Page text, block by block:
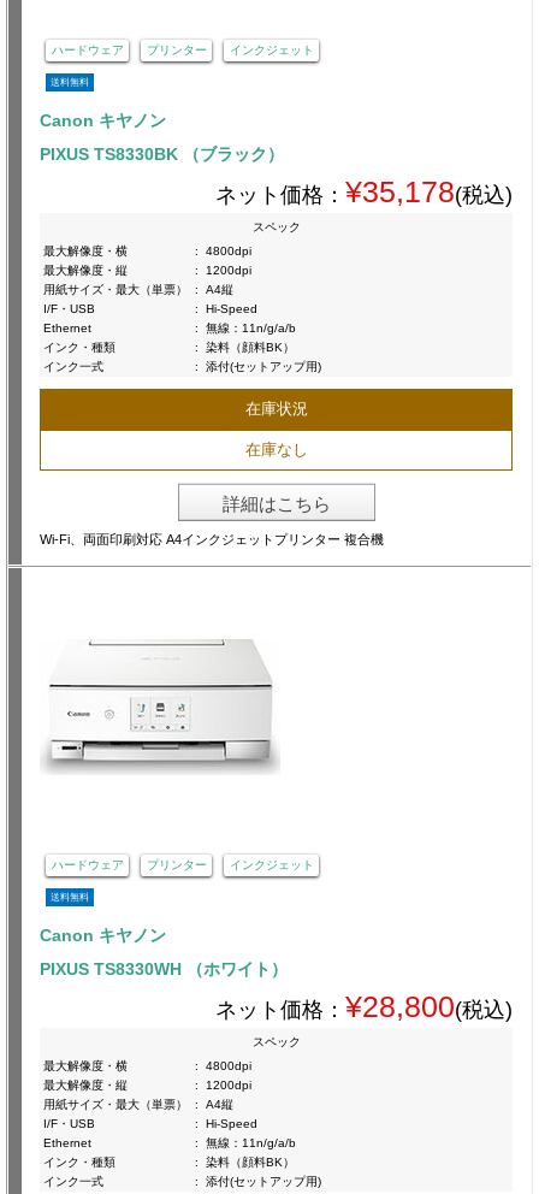
ハードウェア プリンター インクジェット
送料無料
Canon キヤノン
PIXUS TS8330BK （ブラック）
ネット価格： ¥35,178(税込)
スペック
最大解像度・横
:
4800dpi
最大解像度・縦
:
1200dpi
用紙サイズ・最大（単票）
:
A4縦
I/F・USB
:
Hi-Speed
Ethernet
:
無線：11n/g/a/b
インク・種類
:
染料（顔料BK）
インク一式
: 添付(セットアップ用)
在庫状況
在庫なし
詳細はこちら
Wi-Fi、両面印刷対応 A4インクジェットプリンター 複合機
ハードウェア プリンター インクジェット
送料無料
Canon キヤノン
PIXUS TS8330WH （ホワイト）
ネット価格： ¥28,800(税込)
スペック
最大解像度・横
:
4800dpi
最大解像度・縦
:
1200dpi
用紙サイズ・最大（単票）
:
A4縦
I/F・USB
:
Hi-Speed
Ethernet
:
無線：11n/g/a/b
インク・種類
:
染料（顔料BK）
インク一式
: 添付(セットアップ用)